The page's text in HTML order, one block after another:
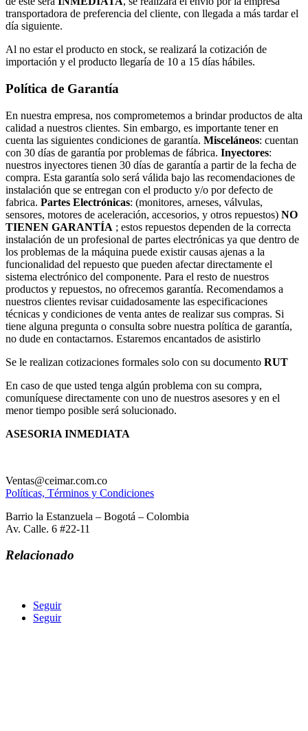
transportadora de preferencia del cliente, con llegada a más tardar el
día siguiente.
Al no estar el producto en stock, se realizará la cotización de
importación y el producto llegaría de 10 a 15 días hábiles.
Política de Garantía
En nuestra empresa, nos comprometemos a brindar productos de alta
calidad a nuestros clientes. Sin embargo, es importante tener en
cuenta las siguientes condiciones de garantía. Misceláneos: cuentan
con 30 días de garantía por problemas de fábrica. Inyectores:
nuestros inyectores tienen 30 días de garantía a partir de la fecha de
compra. Esta garantía solo será válida bajo las recomendaciones de
instalación que se entregan con el producto y/o por defecto de
fabrica. Partes Electrónicas: (monitores, arneses, válvulas,
sensores, motores de aceleración, accesorios, y otros repuestos) NO
TIENEN GARANTÍA ; estos repuestos dependen de la correcta
instalación de un profesional de partes electrónicas ya que dentro de
los problemas de la máquina puede existir causas ajenas a la
funcionalidad del repuesto que pueden afectar directamente el
sistema electrónico del componente. Para el resto de nuestros
productos y repuestos, no ofrecemos garantía. Recomendamos a
nuestros clientes revisar cuidadosamente las especificaciones
técnicas y condiciones de venta antes de realizar sus compras. Si
tiene alguna pregunta o consulta sobre nuestra política de garantía,
no dude en contactarnos. Estaremos encantados de asistirlo
Se le realizan cotizaciones formales solo con su documento RUT
En caso de que usted tenga algún problema con su compra,
comuníquese directamente con uno de nuestros asesores y en el
menor tiempo posible será solucionado.
ASESORIA INMEDIATA
Ventas@ceimar.com.co
Políticas, Términos y Condiciones
Barrio la Estanzuela – Bogotá – Colombia
Av. Calle. 6 #22-11
Relacionado
Seguir
Seguir